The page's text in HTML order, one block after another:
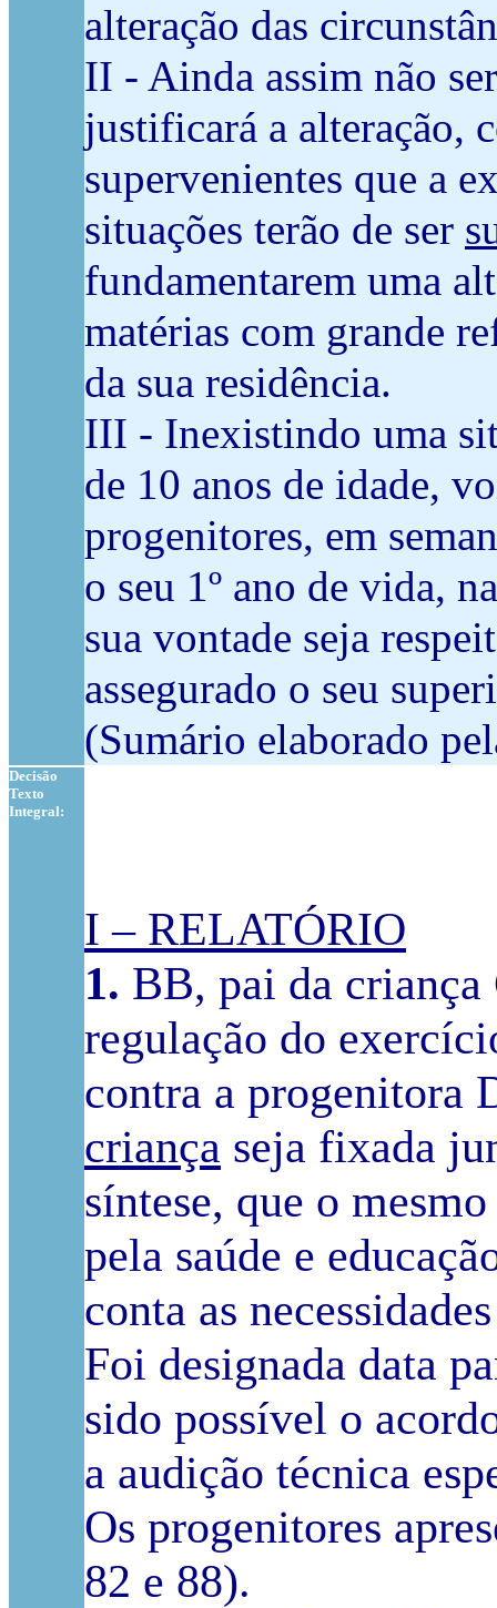
alteração das
II - Ainda assim não
justificará a alteração,
supervenientes que a
situações terão de ser
fundamentarem uma
matérias com grande
da sua residência.
III - Inexistindo uma
de 10 anos de idade,
progenitores, em
o seu 1º ano de vida,
sua vontade seja
assegurado o seu
(Sumário elaborado
Decisão
Texto
Integral:
I – RELATÓRIO
1. BB, pai da criança
regulação do
contra a progenitora
criança seja fixada
síntese, que o
pela saúde e
conta as
Foi designada data
sido possível o
a audição técnica
Os progenitores
82 e 88).